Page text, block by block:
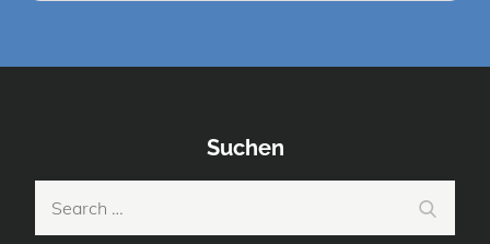
Suchen